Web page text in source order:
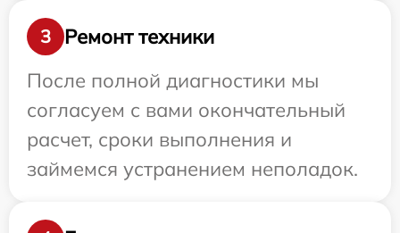
3
Ремонт техники
После полной диагностики мы
согласуем с вами окончательный
расчет, сроки выполнения и
займемся устранением неполадок.